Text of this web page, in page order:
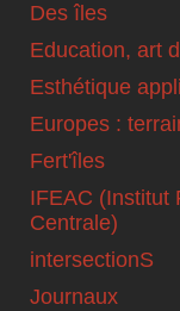
Des îles
Education, art
Esthétique
Europes :
Fert'îles
IFEAC (Institut
Centrale)
intersectionS
Journaux